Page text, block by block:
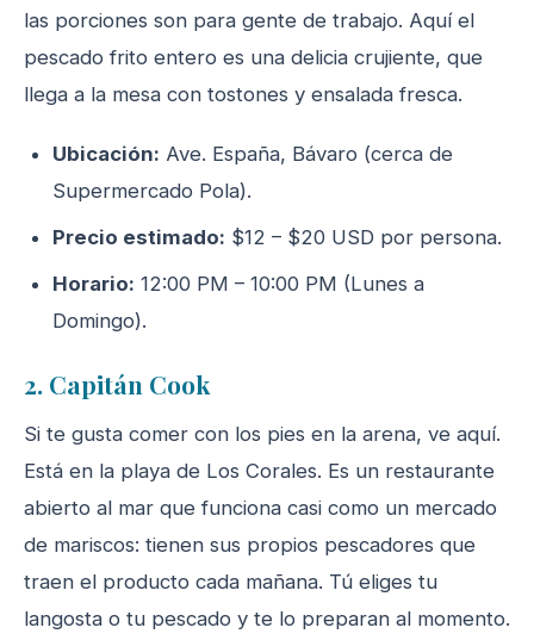
las porciones son para gente de trabajo. Aquí el
pescado frito entero es una delicia crujiente, que
llega a la mesa con tostones y ensalada fresca.
Ubicación: Ave. España, Bávaro (cerca de
Supermercado Pola).
Precio estimado: $12 – $20 USD por persona.
Horario: 12:00 PM – 10:00 PM (Lunes a
Domingo).
2. Capitán Cook
Si te gusta comer con los pies en la arena, ve aquí.
Está en la playa de Los Corales. Es un restaurante
abierto al mar que funciona casi como un mercado
de mariscos: tienen sus propios pescadores que
traen el producto cada mañana. Tú eliges tu
langosta o tu pescado y te lo preparan al momento.